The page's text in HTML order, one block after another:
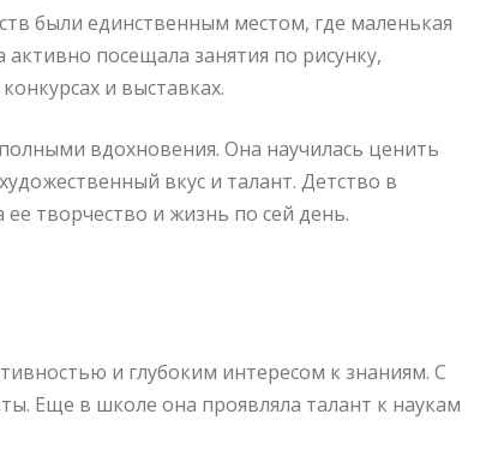
были единственным местом, где маленькая
посещала занятия по рисунку,
и выставках.
вдохновения. Она научилась ценить
вкус и талант. Детство в
творчество и жизнь по сей день.
и глубоким интересом к знаниям. С
Еще в школе она проявляла талант к наукам